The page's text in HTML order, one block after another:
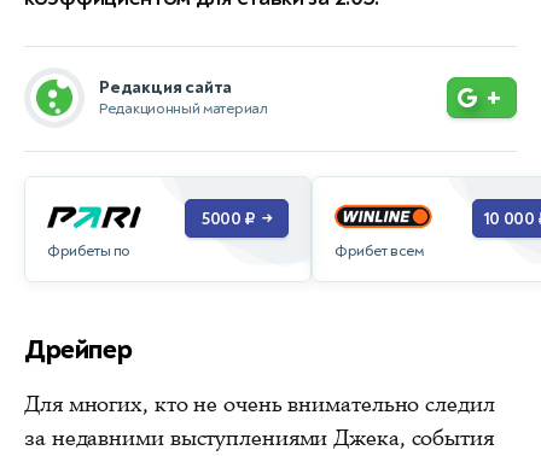
Редакция сайта
Редакционный материал +
Фрибеты по
5000 ₽ →
Фрибет всем
10 000
Дрейпер
Для многих, кто не очень внимательно следил
за недавними выступлениями Джека, события